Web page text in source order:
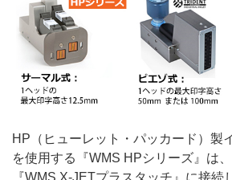
HP（ヒューレット・パッカード）製
を使用する『WMS HPシリーズ』は